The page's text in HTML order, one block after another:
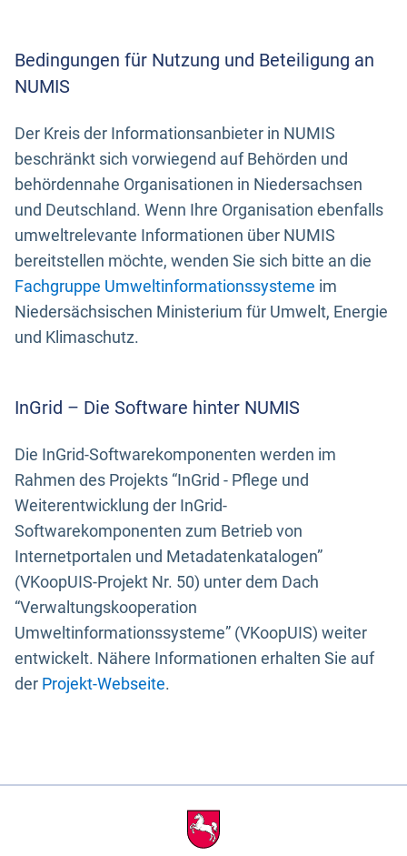
Bedingungen für Nutzung und Beteiligung an
NUMIS
Der Kreis der Informationsanbieter in NUMIS
beschränkt sich vorwiegend auf Behörden und
behördennahe Organisationen in Niedersachsen
und Deutschland. Wenn Ihre Organisation ebenfalls
umweltrelevante Informationen über NUMIS
bereitstellen möchte, wenden Sie sich bitte an die
Fachgruppe Umweltinformationssysteme im
Niedersächsischen Ministerium für Umwelt, Energie
und Klimaschutz.
InGrid – Die Software hinter NUMIS
Die InGrid-Softwarekomponenten werden im
Rahmen des Projekts “InGrid - Pflege und
Weiterentwicklung der InGrid-
Softwarekomponenten zum Betrieb von
Internetportalen und Metadatenkatalogen”
(VKoopUIS-Projekt Nr. 50) unter dem Dach
“Verwaltungskooperation
Umweltinformationssysteme” (VKoopUIS) weiter
entwickelt. Nähere Informationen erhalten Sie auf
der Projekt-Webseite.